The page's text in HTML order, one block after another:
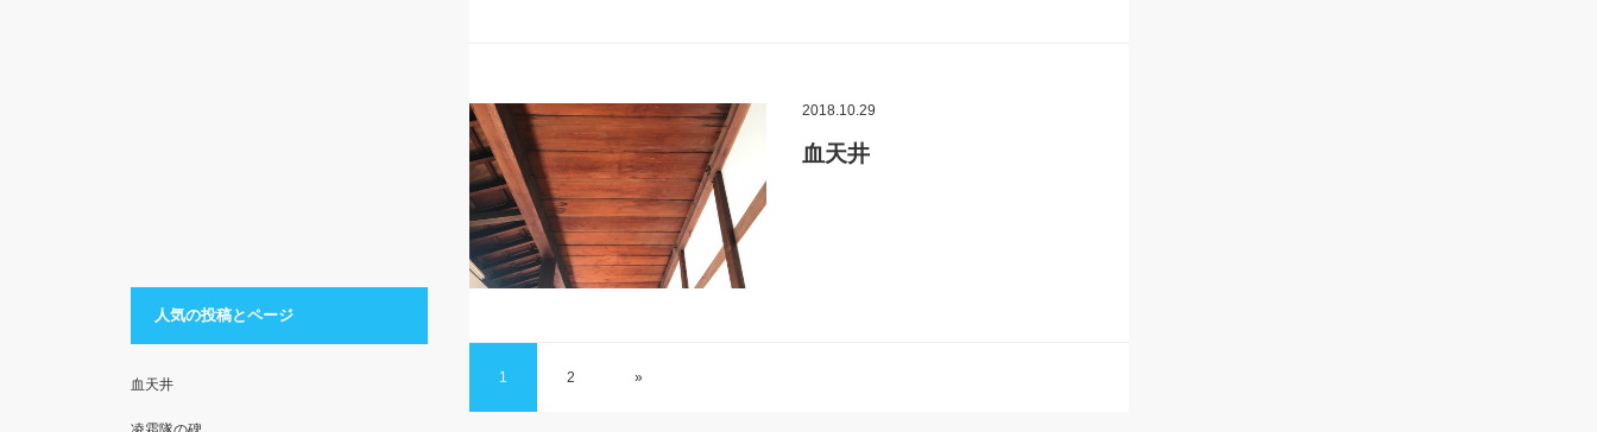
2018.10.29
血天井
1 2 »
人気の投稿とページ
血天井